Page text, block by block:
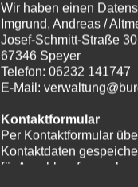
Wir haben einen
Imgrund, Andreas /
Josef-Schmitt-Straße 30
67346 Speyer
Telefon: 06232 141747
E-Mail:
Kontaktformular
Per Kontaktformular
Kontaktdaten
für Anschlussfragen